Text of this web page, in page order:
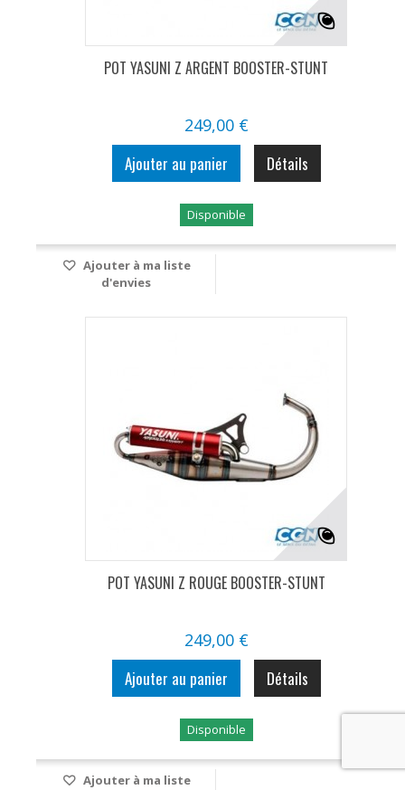
POT YASUNI Z ARGENT BOOSTER-STUNT
249,00 €
Ajouter au panier Détails
Disponible
Ajouter à ma liste
d'envies
POT YASUNI Z ROUGE BOOSTER-STUNT
249,00 €
Ajouter au panier Détails
Disponible
Ajouter à ma liste